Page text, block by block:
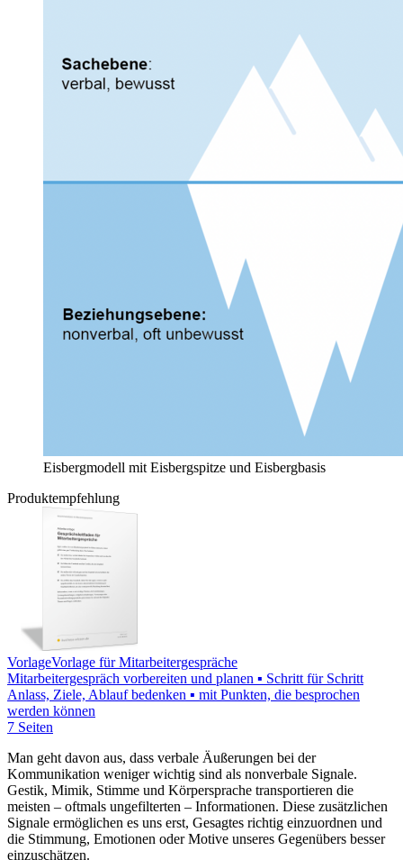
Eisbergmodell mit Eisbergspitze und Eisbergbasis
Produktempfehlung
VorlageVorlage für Mitarbeitergespräche
Mitarbeitergespräch vorbereiten und planen ▪ Schritt für Schritt
Anlass, Ziele, Ablauf bedenken ▪ mit Punkten, die besprochen
werden können
7 Seiten
Man geht davon aus, dass verbale Äußerungen bei der
Kommunikation weniger wichtig sind als nonverbale Signale.
Gestik, Mimik, Stimme und Körpersprache transportieren die
meisten – oftmals ungefilterten – Informationen. Diese zusätzlichen
Signale ermöglichen es uns erst, Gesagtes richtig einzuordnen und
die Stimmung, Emotionen oder Motive unseres Gegenübers besser
einzuschätzen.